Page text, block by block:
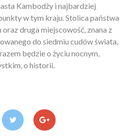
Kambodży i najbardziej
w tym kraju. Stolica państwa
druga miejscowość, znana z
do siedmiu cudów świata,
będzie o życiu nocnym,
o historii.
– Phnom Penh i Siem Reap